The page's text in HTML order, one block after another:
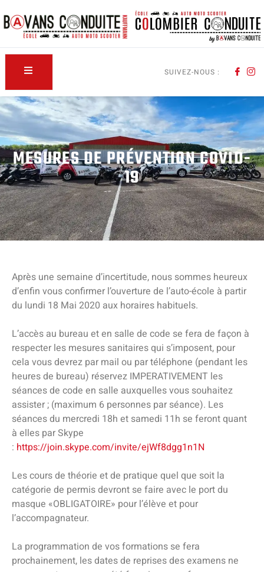
SUIVEZ-NOUS :
MESURES DE PRÉVENTION COVID-
19
Après une semaine d’incertitude, nous sommes heureux
d’enfin vous confirmer l’ouverture de l’auto-école à partir
du lundi 18 Mai 2020 aux horaires habituels.
L’accès au bureau et en salle de code se fera de façon à
respecter les mesures sanitaires qui s’imposent, pour
cela vous devrez par mail ou par téléphone (pendant les
heures de bureau) réservez IMPERATIVEMENT les
séances de code en salle auxquelles vous souhaitez
assister ; (maximum 6 personnes par séance). Les
séances du mercredi 18h et samedi 11h se feront quant
à elles par Skype
: https://join.skype.com/invite/ejWf8dgg1n1N
Les cours de théorie et de pratique quel que soit la
catégorie de permis devront se faire avec le port du
masque «OBLIGATOIRE» pour l’élève et pour
l’accompagnateur.
La programmation de vos formations se fera
prochainement, les dates de reprises des examens ne